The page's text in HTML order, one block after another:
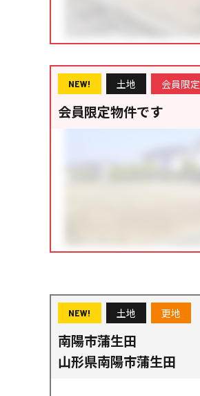
NEW! 土地 会員限定
会員限定物件です
NEW! 土地 更地
南陽市蒲生田
山形県南陽市蒲生田